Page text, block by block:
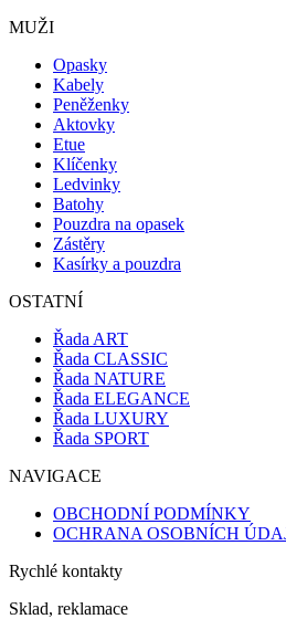
MUŽI
Opasky
Kabely
Peněženky
Aktovky
Etue
Klíčenky
Ledvinky
Batohy
Pouzdra na opasek
Zástěry
Kasírky a pouzdra
OSTATNÍ
Řada ART
Řada CLASSIC
Řada NATURE
Řada ELEGANCE
Řada LUXURY
Řada SPORT
NAVIGACE
OBCHODNÍ PODMÍNKY
OCHRANA OSOBNÍCH
Rychlé kontakty
Sklad, reklamace